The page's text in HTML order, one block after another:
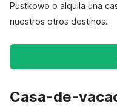
Pustkowo o alquila una
nuestros otros destinos.
Casa-de-